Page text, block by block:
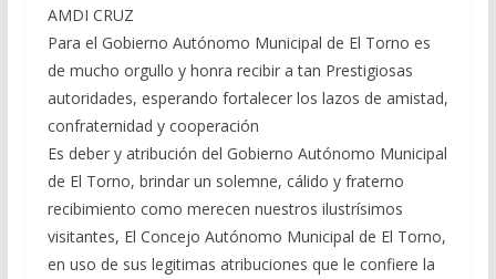
AMDI CRUZ
Para el Gobierno Autónomo Municipal de El Torno es
de mucho orgullo y honra recibir a tan Prestigiosas
autoridades, esperando fortalecer los lazos de amistad,
confraternidad y cooperación
Es deber y atribución del Gobierno Autónomo Municipal
de El Torno, brindar un solemne, cálido y fraterno
recibimiento como merecen nuestros ilustrísimos
visitantes, El Concejo Autónomo Municipal de El Torno,
en uso de sus legitimas atribuciones que le confiere la